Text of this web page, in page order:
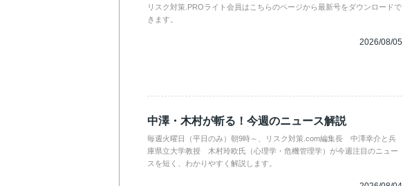
リスク対策.PROライト会員はこちらのページから最新号をダウンロードで
きます。
2026/08/05
中澤・木村が斬る！今週のニュース解説
毎週火曜日（平日のみ）朝9時～、リスク対策.com編集長 中澤幸介と兵
庫県立大学教授 木村玲欧氏（心理学・危機管理学）が今週注目のニュー
スを短く、わかりやすく解説します。